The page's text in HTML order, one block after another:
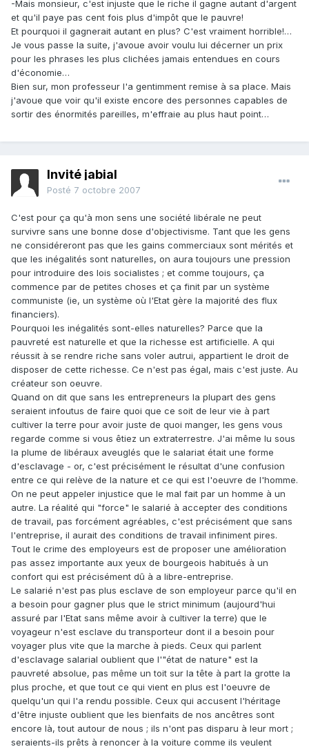
-Mais monsieur, c'est injuste que le riche il gagne autant d'argent
et qu'il paye pas cent fois plus d'impôt que le pauvre!
Et pourquoi il gagnerait autant en plus? C'est vraiment horrible!…
Je vous passe la suite, j'avoue avoir voulu lui décerner un prix
pour les phrases les plus clichées jamais entendues en cours
d'économie…
Bien sur, mon professeur l'a gentimment remise à sa place. Mais
j'avoue que voir qu'il existe encore des personnes capables de
sortir des énormités pareilles, m'effraie au plus haut point…
Invité jabial
Posté 7 octobre 2007
C'est pour ça qu'à mon sens une société libérale ne peut
survivre sans une bonne dose d'objectivisme. Tant que les gens
ne considéreront pas que les gains commerciaux sont mérités et
que les inégalités sont naturelles, on aura toujours une pression
pour introduire des lois socialistes ; et comme toujours, ça
commence par de petites choses et ça finit par un système
communiste (ie, un système où l'Etat gère la majorité des flux
financiers).
Pourquoi les inégalités sont-elles naturelles? Parce que la
pauvreté est naturelle et que la richesse est artificielle. A qui
réussit à se rendre riche sans voler autrui, appartient le droit de
disposer de cette richesse. Ce n'est pas égal, mais c'est juste. Au
créateur son oeuvre.
Quand on dit que sans les entrepreneurs la plupart des gens
seraient infoutus de faire quoi que ce soit de leur vie à part
cultiver la terre pour avoir juste de quoi manger, les gens vous
regarde comme si vous êtiez un extraterrestre. J'ai même lu sous
la plume de libéraux aveuglés que le salariat était une forme
d'esclavage - or, c'est précisément le résultat d'une confusion
entre ce qui relève de la nature et ce qui est l'oeuvre de l'homme.
On ne peut appeler injustice que le mal fait par un homme à un
autre. La réalité qui "force" le salarié à accepter des conditions
de travail, pas forcément agréables, c'est précisément que sans
l'entreprise, il aurait des conditions de travail infiniment pires.
Tout le crime des employeurs est de proposer une amélioration
pas assez importante aux yeux de bourgeois habitués à un
confort qui est précisément dû à a libre-entreprise.
Le salarié n'est pas plus esclave de son employeur parce qu'il en
a besoin pour gagner plus que le strict minimum (aujourd'hui
assuré par l'Etat sans même avoir à cultiver la terre) que le
voyageur n'est esclave du transporteur dont il a besoin pour
voyager plus vite que la marche à pieds. Ceux qui parlent
d'esclavage salarial oublient que l'"état de nature" est la
pauvreté absolue, pas même un toit sur la tête à part la grotte la
plus proche, et que tout ce qui vient en plus est l'oeuvre de
quelqu'un qui l'a rendu possible. Ceux qui accusent l'héritage
d'être injuste oublient que les bienfaits de nos ancêtres sont
encore là, tout autour de nous ; ils n'ont pas disparu à leur mort ;
seraients-ils prêts à renoncer à la voiture comme ils veulent